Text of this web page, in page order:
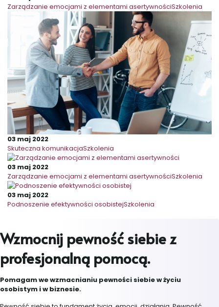
Zarządzanie emocjami z elementami asertywnościSzkolenia
03 maj 2022
Skuteczna komunikacjaSzkolenia
03 maj 2022
Zarządzanie emocjami z elementami asertywnościSzkolenia
03 maj 2022
Podnoszenie efektywności osobistejSzkolenia
Wzmocnij pewność siebie z
profesjonalną pomocą.
Pomagam we wzmacnianiu pewności siebie w życiu
osobistym i w biznesie.